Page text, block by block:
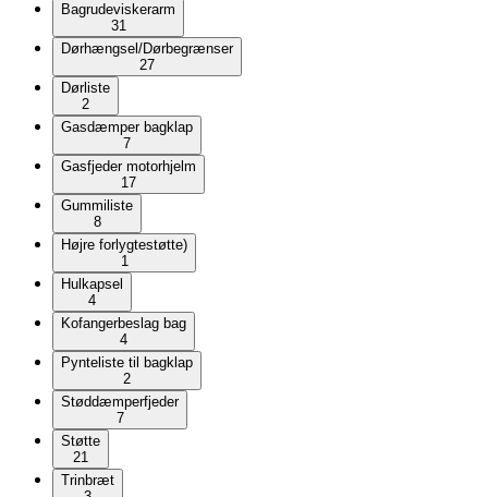
Bagrudeviskerarm
31
Dørhængsel/Dørbegrænser
27
Dørliste
2
Gasdæmper bagklap
7
Gasfjeder motorhjelm
17
Gummiliste
8
Højre forlygtestøtte)
1
Hulkapsel
4
Kofangerbeslag bag
4
Pynteliste til bagklap
2
Støddæmperfjeder
7
Støtte
21
Trinbræt